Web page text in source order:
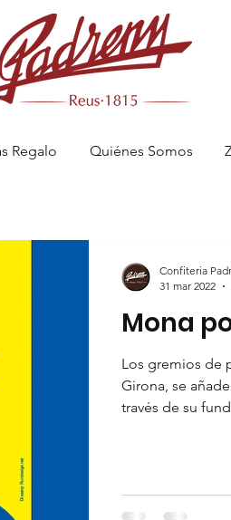
Regalo Quiénes Somos
Mona
Los gremios de
Girona, se
través de su
Confiteria
31 mar 2022